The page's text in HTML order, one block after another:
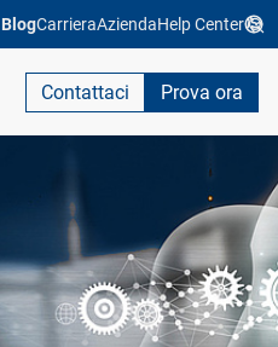
BlogCarrieraAziendaHelp Center
Contattaci Prova ora